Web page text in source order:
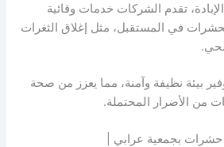
تقدم الشركات خدمات وقائية
في المستقبل، مثل إغلاق الثغرات
بيئة نظيفة وآمنة، مما يعزز من صحة
من الأضرار المحتملة.
بجمعية عرابي |